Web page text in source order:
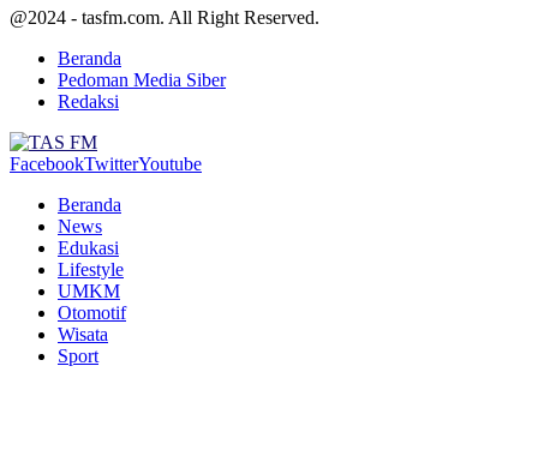
@2024 - tasfm.com. All Right Reserved.
Beranda
Pedoman Media Siber
Redaksi
FacebookTwitterYoutube
Beranda
News
Edukasi
Lifestyle
UMKM
Otomotif
Wisata
Sport